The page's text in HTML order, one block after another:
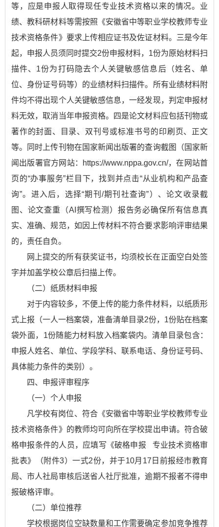
等，应是申报人取得现任专业技术资格以来的情况。业
绩、教科研材料等需按照《安徽省中等职业学校教师专业
技术资格条件》要求上传相应证书及佐证材料。三是今年
起，申报人员须同时提交2份申报材料，1份为原始材料扫
描件、1份为打码隐去个人关键敏感信息后（姓名、单
位、身份证号码等）的业绩材料扫描件。所有业绩材料附
件均不得出现个人关键敏感信息，一经发现，判定申报材
料无效，取消当年申报资格。四是论文材料应包括刊物或
著作的封面、目录、双刊号或标准书号的印刷页、正文
等。同时上传刊物在国家新闻出版署的查询截图（国家新
闻出版署官方网站：https://www.nppa.gov.cn/，在网站首
页的“办事服务”栏目下，找到并点击“从业机构和产品查
询”。进入后，选择“期刊/期刊社查询”）、论文收录截
图、论文查重（AI撰写检测）报告务必确保所有信息真
实、准确、规范，如因上传材料不符合要求影响评审结果
的，责任自负。
网上提交的所有获奖证书，均须校长在正面空白处签
字并加盖学校公章后扫描上传。
（二）纸质材料申报
对于内容较多，不便上传的能力条件材料，以纸质形
式上报（一人一档案袋，准备清单目录2份，1份贴在档案
袋外面，1份随能力材料放入档案袋内。清单目录包含：
申报人姓名、单位、学段学科、联系电话、身份证号码、
具体能力条件的类别）。
四、申报评审程序
（一）个人申报
凡学校有岗位、符合《安徽省中等职业学校教师专业
技术资格条件》的教师均可向所在学校提出申请。符合破
格申报条件的人员，应填写《破格申报 专业技术资格审
批表》（附件3）一式2份，并于10月17日前报经市教育
局、市人社局审核后送省人社厅批准，逾期不报者不得申
报破格评审。
（二）单位推荐
学校根据岗位空缺数量和工作需要确定参加竞争推荐